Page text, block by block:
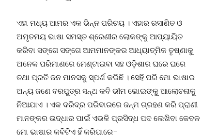
ଏହା ମଧ୍ୟ ଆମର ଏକ ଭିନ୍ନ ପରିଚୟ । ଏହାର ରସାଣିତ ଓ
ଅମୃତମୟ ଭାଷା ସମସ୍ତ ଶ୍ରେଣୀର ଲୋକଙ୍କୁ ଆପ୍ୟାୟିତ
କରିବା ସଙ୍ଗେ ସଙ୍ଗେ ଆମମାନଙ୍କର ଆଧ୍ୟାତ୍ମିକ ତୃଷ୍ଣାକୁ
ଅନେକ ପରିମାଣରେ ମେଣ୍ଟାଇବା ସହ ଓଡ଼ିଶାର ଘରେ ଘରେ
ତଥା ପ୍ରତି ଜନ ମାନସକୁ ସ୍ପର୍ଶ କରିଛି । ସେହି ପରି ମୋ ଭାଷାର
ଅନ୍ୟ ଜଣେ ବରପୁତ୍ର ସନ୍ଥ କବି ଭୀମ ଭୋଇଙ୍କୁ ଆଲୋଚନାକୁ
ନିଆଯାଏ । ଏକ ଦରିଦ୍ର ପରିବାରରେ ଜନ୍ମ ଗ୍ରହଣ କରି ପ୍ରାଣୀ
ମାନଙ୍କର ଉଦ୍ଧାର ପାଇଁ ଏଭଳି ପ୍ରସିଦ୍ଧ ପଦ ଲେଖିବା କେବଳ
ମୋ ଭାଷାର କବିଟିଏ ହିଁ କରିପାରେ-